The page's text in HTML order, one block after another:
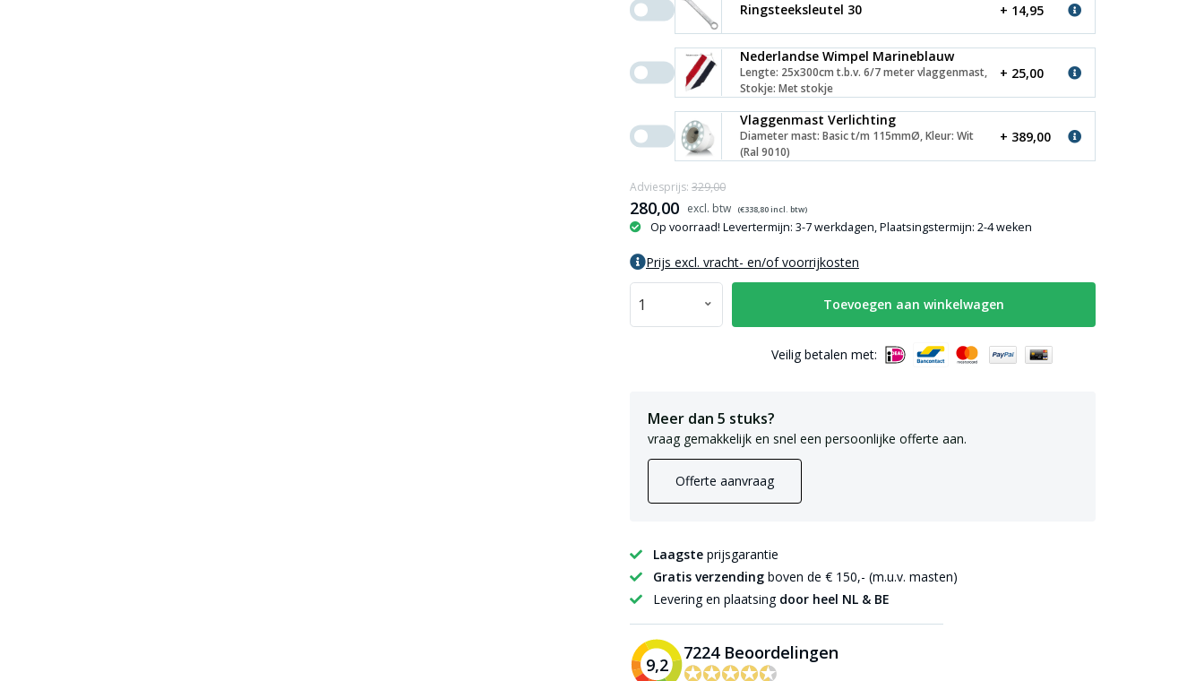
Ringsteeksleutel 30 + 14,95
Nederlandse Wimpel Marineblauw
Lengte: 25x300cm t.b.v. 6/7 meter vlaggenmast,
Stokje: Met stokje
+ 25,00
Vlaggenmast Verlichting
Diameter mast: Basic t/m 115mmØ, Kleur: Wit
(Ral 9010)
+ 389,00
280,00 (€338,80incl. btw)
Adviesprijs: 329,00
Op voorraad! Levertermijn: 3-7 werkdagen, Plaatsingstermijn: 2-4 weken
Prijs excl. vracht- en/of voorrijkosten
Toevoegen aan winkelwagen
Veilig betalen met:
Meer dan 5 stuks?
vraag gemakkelijk en snel een persoonlijke offerte aan.
Offerte aanvraag
Laagste prijsgarantie
Gratis verzending boven de € 150,- (m.u.v. masten)
Levering en plaatsing door heel NL & BE
9,2
7224 Beoordelingen
✪✪✪✪✪
✪✪✪✪✪